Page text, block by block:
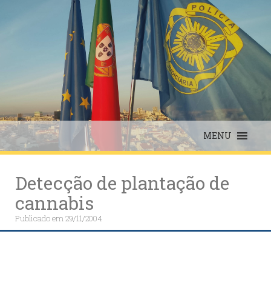
MENU
Detecção de plantação de
cannabis
Publicado em29/11/2004